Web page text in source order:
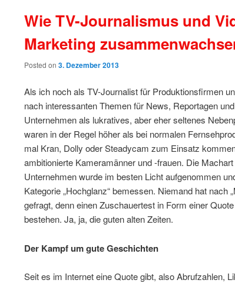
Wie TV-Journalismus und
Marketing
Posted on 3. Dezember 2013
Als ich noch als TV-Journalist für Produktionsfirmen
nach interessanten Themen für News, Reportagen
Unternehmen als lukratives, aber eher seltenes
waren in der Regel höher als bei normalen
mal Kran, Dolly oder Steadycam zum Einsatz
ambitionierte Kameramänner und -frauen. Die
Unternehmen wurde im besten Licht aufgenommen
Kategorie „Hochglanz“ bemessen. Niemand hat nach
gefragt, denn einen Zuschauertest in Form einer
bestehen. Ja, ja, die guten alten Zeiten.
Der Kampf um gute Geschichten
Seit es im Internet eine Quote gibt, also Abrufzahlen,